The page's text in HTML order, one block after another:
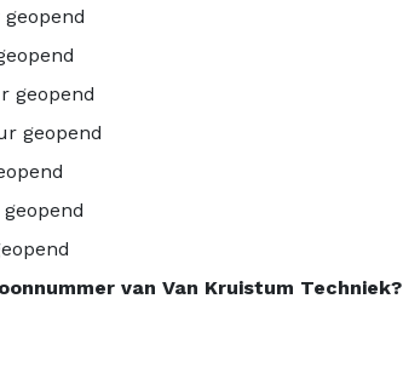
geopend
geopend
van Van Kruistum Techniek?